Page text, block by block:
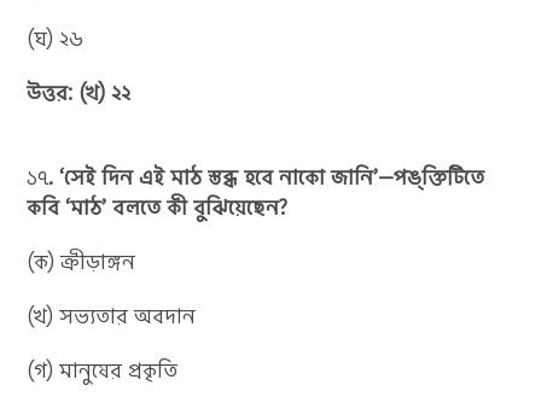
(ঘ) ২৬
উত্তর: (খ) ২২
১৭. ‘সেই দিন এই মাঠ স্তব্ধ হবে নাকো জানি’—পঙ্‌ক্তিটিতে
কবি ‘মাঠ’ বলতে কী বুঝিয়েছেন?
(ক) ক্রীড়াঙ্গন
(খ) সভ্যতার অবদান
(গ) মানুষের প্রকৃতি